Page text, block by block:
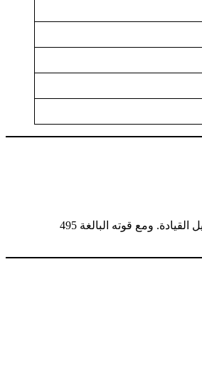
“يجسّد ’باترول نيسمو‘ الجديد كليًا شغف الأداء الرياضي والتصميم المبتكر، وقد تم تطويره خصيصًا لعملاء منطقتنا الذين يبحثون عن التميز الحقيقي في كل تفاصيل القيادة. ومع قوته البالغة 495